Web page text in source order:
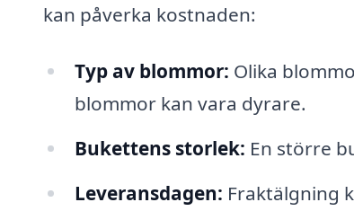
kan påverka kostnaden:
Typ av blommor: Olika
blommor kan vara dyrare.
Bukettens storlek: En större
Leveransdagen: Fraktälgning